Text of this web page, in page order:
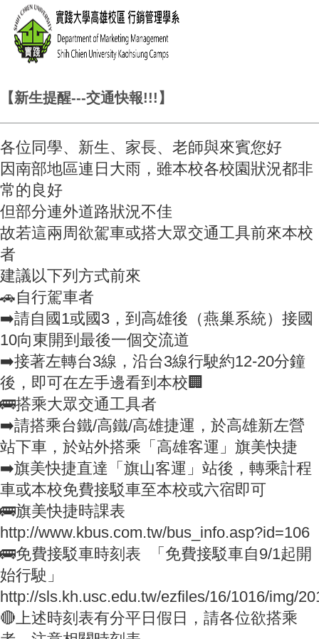
【新生提醒---交通快報!!!】
各位同學、新生、家長、老師與來賓您好
因南部地區連日大雨，雖本校各校園狀況都非
常的良好
但部分連外道路狀況不佳
故若這兩周欲駕車或搭大眾交通工具前來本校
者
建議以下列方式前來
🚗自行駕車者
➡️請自國1或國3，到高雄後（燕巢系統）接國
10向東開到最後一個交流道
➡️接著左轉台3線，沿台3線行駛約12-20分鐘
後，即可在左手邊看到本校🏢
🚌搭乘大眾交通工具者
➡️請搭乘台鐵/高鐵/高雄捷運，於高雄新左營
站下車，於站外搭乘「高雄客運」旗美快捷
➡️旗美快捷直達「旗山客運」站後，轉乘計程
車或本校免費接駁車至本校或六宿即可
🚌旗美快捷時課表
http://www.kbus.com.tw/bus_info.asp?id=106
🚌免費接駁車時刻表 「免費接駁車自9/1起開
始行駛」
http://sls.kh.usc.edu.tw/ezfiles/16/1016/img/
🔴上述時刻表有分平日假日，請各位欲搭乘